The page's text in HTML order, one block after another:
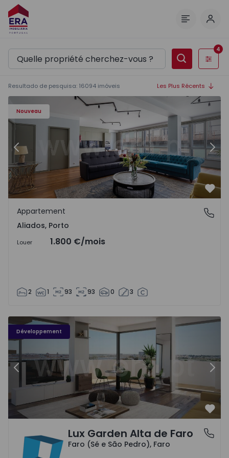
Filtres
4
Resultado de pesquisa: 16094 imóveis Les Plus Récents
Nouveau
Appartement T2 Porto, Aliados - 1574582 - 4
Précédent
Aliados, Porto
Appartement
Aliados, Porto
Louer 1.800 €/mois
2 1 93 93 0 3
Développement
Précédent
Faro (Sé e São Pedro), Faro
Lux Garden Alta de Faro
Faro (Sé e São Pedro), Faro